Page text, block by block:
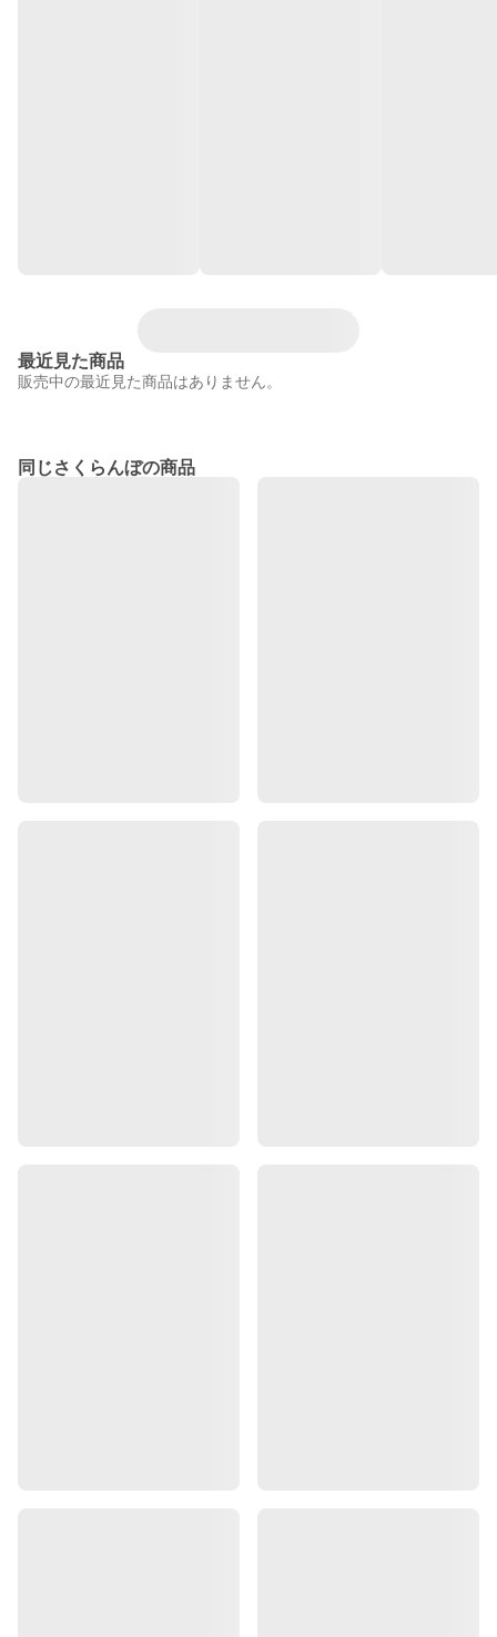
最近見た商品
販売中の最近見た商品はありません。
同じさくらんぼの商品